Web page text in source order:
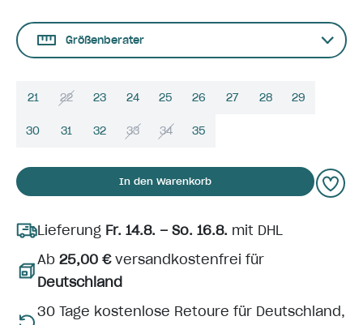
Größenberater
21 22 23 24 25 26 27 28 29
30 31 32 33 34 35
In den Warenkorb
Lieferung Fr. 14.8. – So. 16.8. mit DHL
Ab 25,00 €versandkostenfrei für
Deutschland
30 Tage kostenlose Retoure für Deutschland,